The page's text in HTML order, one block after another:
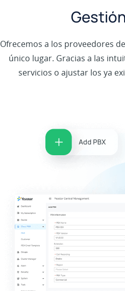
Ofrecemos a los proveedores
único lugar. Gracias a las
servicios o ajustar los ya